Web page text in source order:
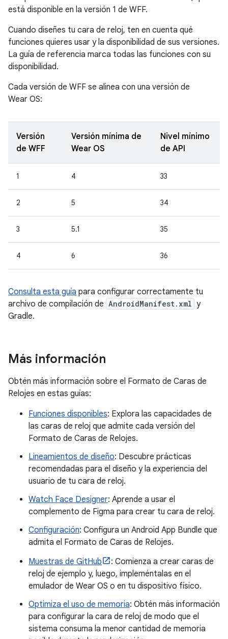
está disponible en la versión 1 de WFF.
Cuando diseñes tu cara de reloj, ten en cuenta qué
funciones quieres usar y la disponibilidad de sus versiones.
La guía de referencia marca todas las funciones con su
disponibilidad.
Cada versión de WFF se alinea con una versión de
Wear OS:
Versión
de WFF
Versión mínima de
Wear OS
Nivel mínimo
de API
1 4 33
2 5 34
3 5.1 35
4 6 36
Consulta esta guía para configurar correctamente tu
archivo de compilación de AndroidManifest.xml y
Gradle.
Más información
Obtén más información sobre el Formato de Caras de
Relojes en estas guías:
Funciones disponibles: Explora las capacidades de
las caras de reloj que admite cada versión del
Formato de Caras de Relojes.
Lineamientos de diseño: Descubre prácticas
recomendadas para el diseño y la experiencia del
usuario de tu cara de reloj.
Watch Face Designer: Aprende a usar el
complemento de Figma para crear tu cara de reloj.
Configuración: Configura un Android App Bundle que
admita el Formato de Caras de Relojes.
Muestras de GitHub
: Comienza a crear caras de
reloj de ejemplo y, luego, impleméntalas en el
emulador de Wear OS o en tu dispositivo físico.
Optimiza el uso de memoria: Obtén más información
para configurar la cara de reloj de modo que el
sistema consuma la menor cantidad de memoria